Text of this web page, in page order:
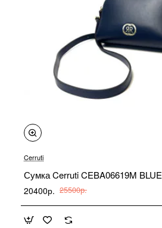
-20%
Cerruti
Сумка Cerruti CEBA06619M BLUE
20400р. 25500р.